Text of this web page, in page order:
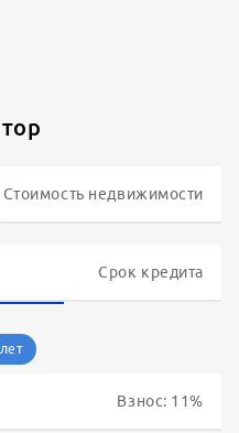
Стоимость недвижимости
Взнос: 11%
Срок кредита
лет